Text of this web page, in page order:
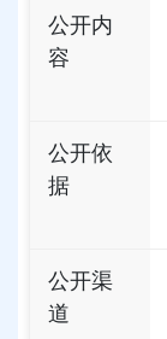
公开内
容
公开依
据
公开渠
道